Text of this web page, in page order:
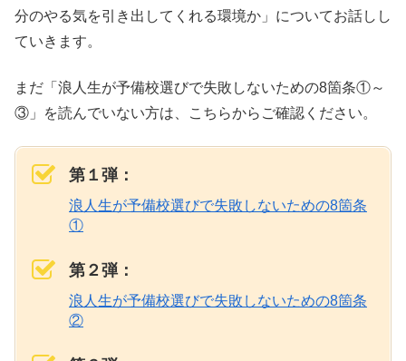
分のやる気を引き出してくれる環境か」 についてお話しし
ていきます。
まだ「浪人生が予備校選びで失敗しないための8箇条①～
③」を読んでいない方は、こちらからご確認ください。
第１弾：
浪人生が予備校選びで失敗しないための8箇条
①
第２弾：
浪人生が予備校選びで失敗しないための8箇条
②